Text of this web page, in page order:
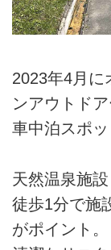
2023年4月に
ンアウトド
車中泊スポッ
天然温泉施
徒歩1分で施
がポイント